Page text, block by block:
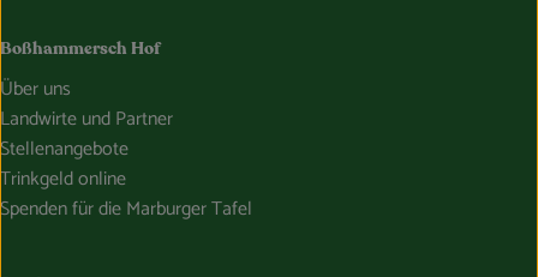
Boßhammersch Hof
Über uns
Landwirte und Partner
Stellenangebote
Trinkgeld online
Spenden für die Marburger Tafel